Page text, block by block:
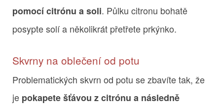
pomocí citrónu a soli. Půlku citronu bohatě
posypte solí a několikrát přetřete prkýnko.
Skvrny na oblečení od potu
Problematických skvrn od potu se zbavíte tak, že
je pokapete šťávou z citrónu a následně